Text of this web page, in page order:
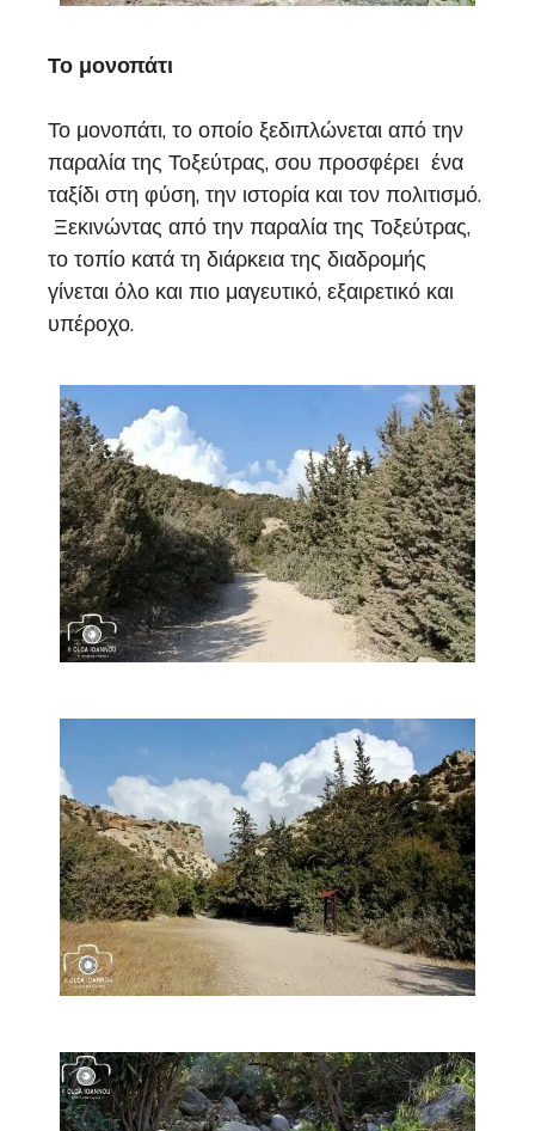
Το μονοπάτι
Το μονοπάτι, το οποίο ξεδιπλώνεται από την
παραλία της Τοξεύτρας, σου προσφέρει ένα
ταξίδι στη φύση, την ιστορία και τον πολιτισμό.
Ξεκινώντας από την παραλία της Τοξεύτρας,
το τοπίο κατά τη διάρκεια της διαδρομής
γίνεται όλο και πιο μαγευτικό, εξαιρετικό και
υπέροχο.